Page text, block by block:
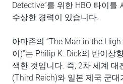
Detective”를 위한 HBO 타이틀
수상한 경력이 있습니다.
아마존의 “The Man in the
이)”는 Philip K. Dick의 반이상
색한 것입니다. 즉, 2차 세계 대
(Third Reich)와 일본 제국 군